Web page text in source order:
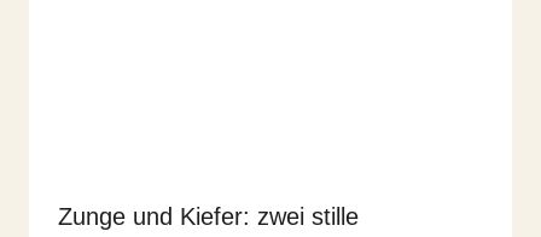
Zunge und Kiefer: zwei stille